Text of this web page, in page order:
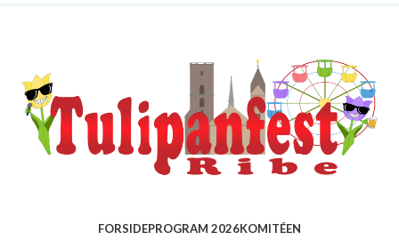
FORSIDEPROGRAM 2026KOMITÉEN